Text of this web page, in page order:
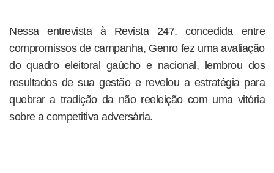
Nessa entrevista à Revista 247, concedida entre
compromissos de campanha, Genro fez uma avaliação
do quadro eleitoral gaúcho e nacional, lembrou dos
resultados de sua gestão e revelou a estratégia para
quebrar a tradição da não reeleição com uma vitória
sobre a competitiva adversária.